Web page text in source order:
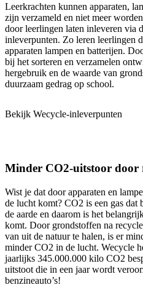
Leerkrachten kunnen apparaten,
zijn verzameld en niet meer
door leerlingen laten inleveren via
inleverpunten. Zo leren leerlingen
apparaten lampen en batterijen.
bij het sorteren en verzamelen
hergebruik en de waarde van
duurzaam gedrag op school.
Bekijk Wecycle-inleverpunten
Minder CO2-uitstoor door
Wist je dat door apparaten en
de lucht komt? CO2 is een gas dat
de aarde en daarom is het
komt. Door grondstoffen na
van uit de natuur te halen, is er
minder CO2 in de lucht. Wecycle
jaarlijks 345.000.000 kilo CO2
uitstoot die in een jaar wordt
benzineauto’s!